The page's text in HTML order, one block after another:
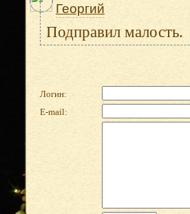
Георгий
Подправил малость.
Логин:
E-mail: